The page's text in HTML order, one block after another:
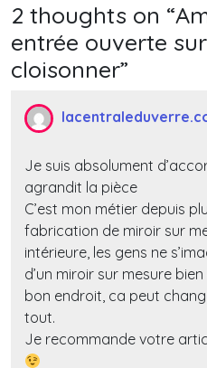
2 thoughts on “
entrée ouverte
cloisonner”
Je suis absolument
agrandit la pièce
C’est mon métier depuis
fabrication de miroir sur
intérieure, les gens ne
d’un miroir sur mesure
bon endroit, ca peut
tout.
Je recommande votre